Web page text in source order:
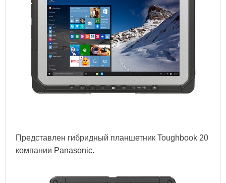
Представлен гибридный планшетник Toughbook 20
компании Panasonic.